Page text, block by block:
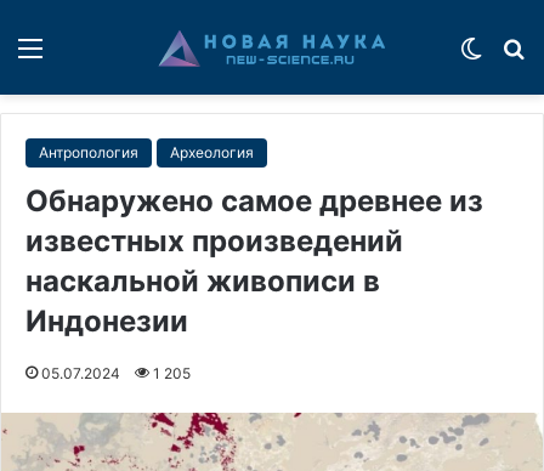
Антропология Археология
Обнаружено самое древнее из
известных произведений
наскальной живописи в
Индонезии
05.07.2024 1 205